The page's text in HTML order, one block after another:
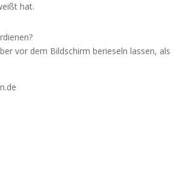
hat.
vor dem Bildschirm berieseln lassen, als